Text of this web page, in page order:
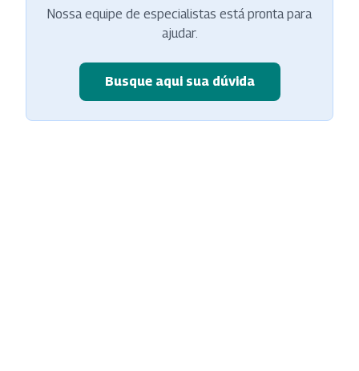
Nossa equipe de especialistas está pronta para
ajudar.
Busque aqui sua dúvida